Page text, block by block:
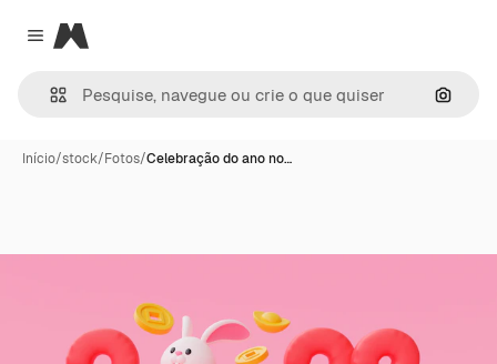
Close menu
Magnific
Início/stock/Fotos/Celebração do ano no…